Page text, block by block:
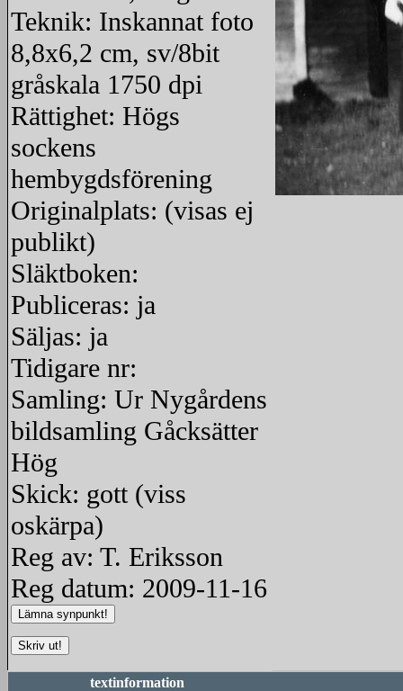
Teknik: Inskannat foto
8,8x6,2 cm, sv/8bit
gråskala 1750 dpi
Rättighet: Högs
sockens
hembygdsförening
Originalplats: (visas ej
publikt)
Släktboken:
Publiceras: ja
Säljas: ja
Tidigare nr:
Samling: Ur Nygårdens
bildsamling Gåcksätter
Hög
Skick: gott (viss
oskärpa)
Reg av: T. Eriksson
Reg datum: 2009-11-16
textinformation